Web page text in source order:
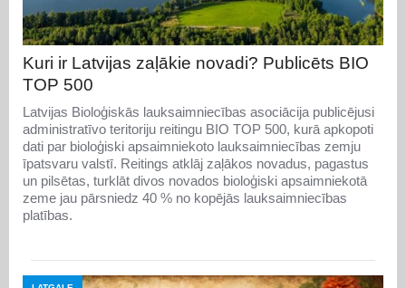
Kuri ir Latvijas zaļākie novadi? Publicēts BIO
TOP 500
Latvijas Bioloģiskās lauksaimniecības asociācija publicējusi
administratīvo teritoriju reitingu BIO TOP 500, kurā apkopoti
dati par bioloģiski apsaimniekoto lauksaimniecības zemju
īpatsvaru valstī. Reitings atklāj zaļākos novadus, pagastus
un pilsētas, turklāt divos novados bioloģiski apsaimniekotā
zeme jau pārsniedz 40 % no kopējās lauksaimniecības
platības.